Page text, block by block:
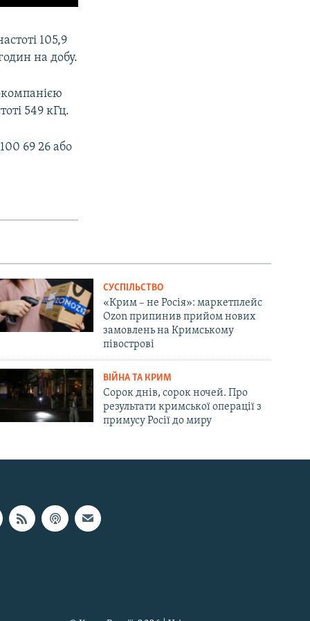
105,9
на добу.
549 кГц.
69 26 або
СУСПІЛЬСТВО
«Крим – не Росія»: маркетплейс
Ozon припинив прийом нових
замовлень на Кримському
півострові
ВІЙНА ТА КРИМ
Сорок днів, сорок ночей. Про
результати кримської операції з
примусу Росії до миру